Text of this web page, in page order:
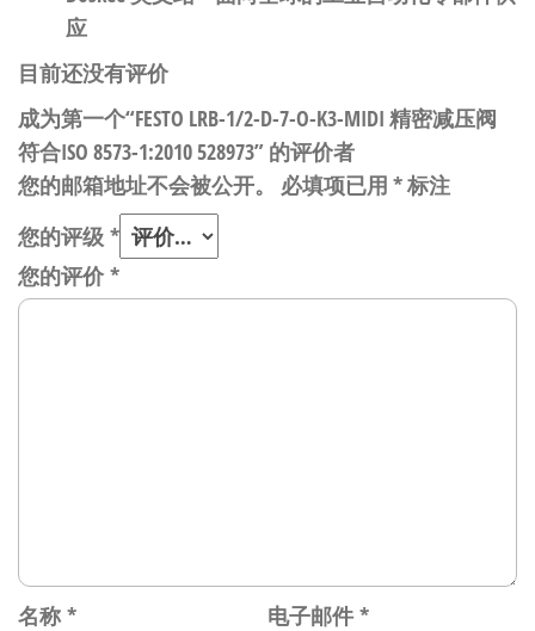
应
目前还没有评价
成为第一个“FESTO LRB-1/2-D-7-O-K3-MIDI 精密减压阀
符合ISO 8573-1:2010 528973” 的评价者
您的邮箱地址不会被公开。
必填项已用 *标注
您的评级 *
您的评价*
名称 * 电子邮件 *